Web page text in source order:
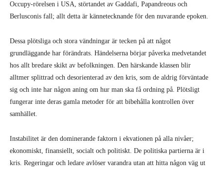
Occupy-rörelsen i USA, störtandet av Gaddafi, Papandreous och
Berlusconis fall; allt detta är kännetecknande för den nuvarande epoken.
Dessa plötsliga och stora vändningar är tecken på att något
grundläggande har förändrats. Händelserna börjar påverka medvetandet
hos allt bredare skikt av befolkningen. Den härskande klassen blir
alltmer splittrad och desorienterad av den kris, som de aldrig förväntade
sig och inte har någon aning om hur man ska få ordning på. Plötsligt
fungerar inte deras gamla metoder för att bibehålla kontrollen över
samhället.
Instabilitet är den dominerande faktorn i ekvationen på alla nivåer;
ekonomiskt, finansiellt, socialt och politiskt. De politiska partierna är i
kris. Regeringar och ledare avlöser varandra utan att hitta någon väg ut